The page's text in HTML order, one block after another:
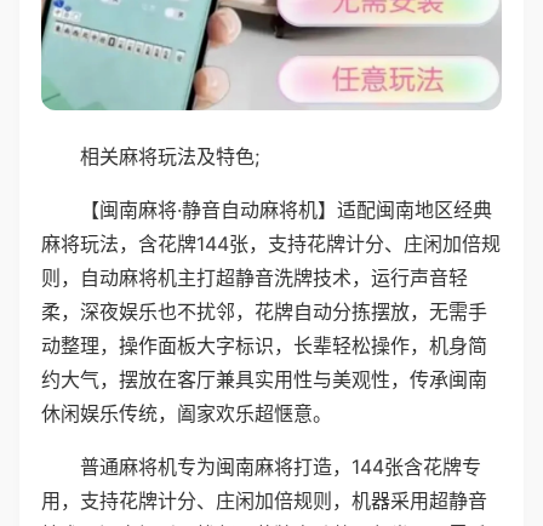
相关麻将玩法及特色;
【闽南麻将·静音自动麻将机】适配闽南地区经典
麻将玩法，含花牌144张，支持花牌计分、庄闲加倍规
则，自动麻将机主打超静音洗牌技术，运行声音轻
柔，深夜娱乐也不扰邻，花牌自动分拣摆放，无需手
动整理，操作面板大字标识，长辈轻松操作，机身简
约大气，摆放在客厅兼具实用性与美观性，传承闽南
休闲娱乐传统，阖家欢乐超惬意。
普通麻将机专为闽南麻将打造，144张含花牌专
用，支持花牌计分、庄闲加倍规则，机器采用超静音